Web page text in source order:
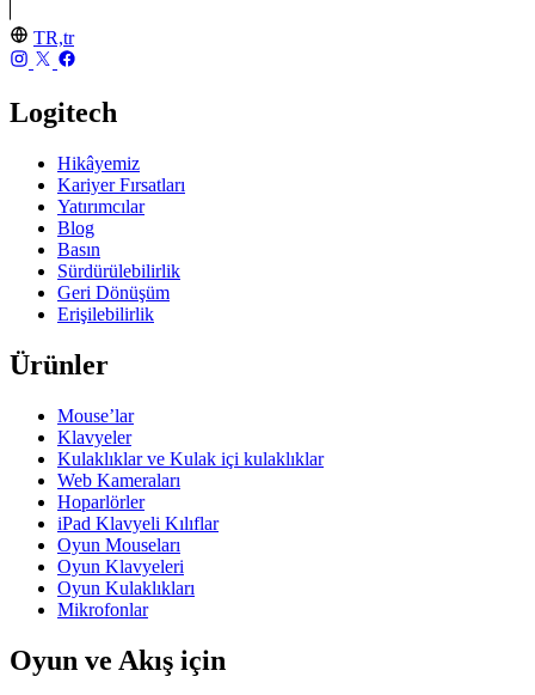
TR,tr
Logitech
Hikâyemiz
Kariyer Fırsatları
Yatırımcılar
Blog
Basın
Sürdürülebilirlik
Geri Dönüşüm
Erişilebilirlik
Ürünler
Mouse’lar
Klavyeler
Kulaklıklar ve Kulak içi kulaklıklar
Web Kameraları
Hoparlörler
iPad Klavyeli Kılıflar
Oyun Mouseları
Oyun Klavyeleri
Oyun Kulaklıkları
Mikrofonlar
Oyun ve Akış için